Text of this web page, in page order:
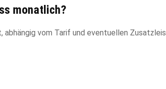
monatlich?
abhängig vom Tarif und eventuellen